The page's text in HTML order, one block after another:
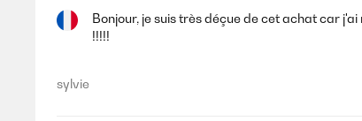
Bonjour, je suis très déçue de cet achat car
!!!!!
sylvie